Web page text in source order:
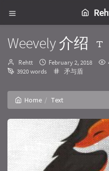
Weevely 介绍
Author：
Rehtt
发
布
February 2, 2018
3920 words
Categories：
矛与盾
Home Text